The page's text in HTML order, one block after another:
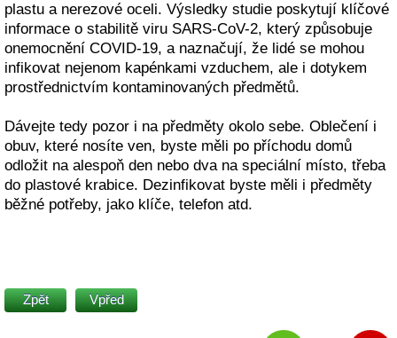
plastu a nerezové oceli. Výsledky studie poskytují klíčové
informace o stabilitě viru SARS-CoV-2, který způsobuje
onemocnění COVID-19, a naznačují, že lidé se mohou
infikovat nejenom kapénkami vzduchem, ale i dotykem
prostřednictvím kontaminovaných předmětů.
Dávejte tedy pozor i na předměty okolo sebe. Oblečení i
obuv, které nosíte ven, byste měli po příchodu domů
odložit na alespoň den nebo dva na speciální místo, třeba
do plastové krabice. Dezinfikovat byste měli i předměty
běžné potřeby, jako klíče, telefon atd.
Zpět Vpřed